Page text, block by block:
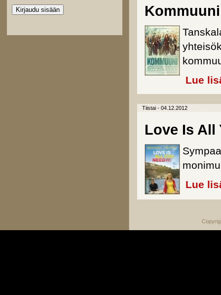
Kommuuni
Lue
Tiistai - 04.12.2012
Love Is All
Lue